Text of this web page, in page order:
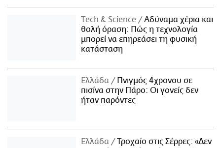
Τech & Science
Αδύναμα χέρια και
θολή όραση: Πώς η τεχνολογία
μπορεί να επηρεάσει τη φυσική
κατάσταση
Ελλάδα
Πνιγμός 4χρονου σε
πισίνα στην Πάρο: Οι γονείς δεν
ήταν παρόντες
Ελλάδα
Τροχαίο στις Σέρρες: «Δεν